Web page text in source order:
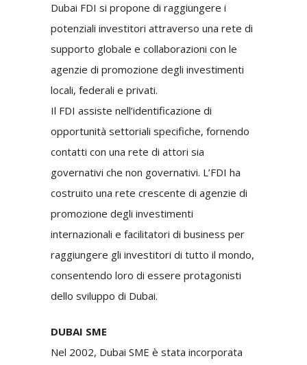
Dubai FDI si propone di raggiungere i
potenziali investitori attraverso una rete di
supporto globale e collaborazioni con le
agenzie di promozione degli investimenti
locali, federali e privati.
Il FDI assiste nell’identificazione di
opportunità settoriali specifiche, fornendo
contatti con una rete di attori sia
governativi che non governativi. L’FDI ha
costruito una rete crescente di agenzie di
promozione degli investimenti
internazionali e facilitatori di business per
raggiungere gli investitori di tutto il mondo,
consentendo loro di essere protagonisti
dello sviluppo di Dubai.
DUBAI SME
Nel 2002, Dubai SME è stata incorporata